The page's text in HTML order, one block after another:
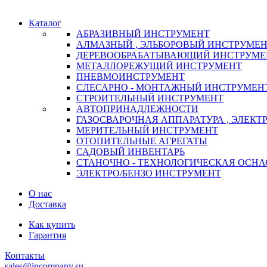
Каталог
АБРАЗИВНЫЙ ИНСТРУМЕНТ
АЛМАЗНЫЙ , ЭЛЬБОРОВЫЙ
ДЕРЕВООБРАБАТЫВАЮЩИЙ
МЕТАЛЛОРЕЖУЩИЙ ИНСТРУМЕНТ
ПНЕВМОИНСТРУМЕНТ
СЛЕСАРНО - МОНТАЖНЫЙ
СТРОИТЕЛЬНЫЙ ИНСТРУМЕНТ
АВТОПРИНАДЛЕЖНОСТИ
ГАЗОСВАРОЧНАЯ АППАРАТУРА ,
МЕРИТЕЛЬНЫЙ ИНСТРУМЕНТ
ОТОПИТЕЛЬНЫЕ АГРЕГАТЫ
САДОВЫЙ ИНВЕНТАРЬ
СТАНОЧНО - ТЕХНОЛОГИЧЕСКАЯ
ЭЛЕКТРО/БЕНЗО ИНСТРУМЕНТ
О нас
Доставка
Как купить
Гарантия
Контакты